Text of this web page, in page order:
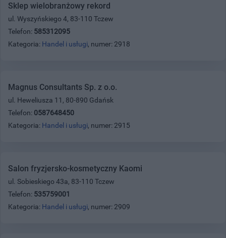
Sklep wielobranżowy rekord
ul. Wyszyńskiego 4, 83-110 Tczew
Telefon: 585312095
Kategoria: Handel i usługi, numer: 2918
Magnus Consultants Sp. z o.o.
ul. Heweliusza 11, 80-890 Gdańsk
Telefon: 0587648450
Kategoria: Handel i usługi, numer: 2915
Salon fryzjersko-kosmetyczny Kaomi
ul. Sobieskiego 43a, 83-110 Tczew
Telefon: 535759001
Kategoria: Handel i usługi, numer: 2909